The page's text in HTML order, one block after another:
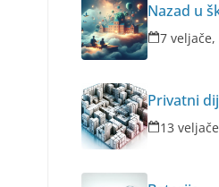
Nazad u
7 veljače,
Privatni
13